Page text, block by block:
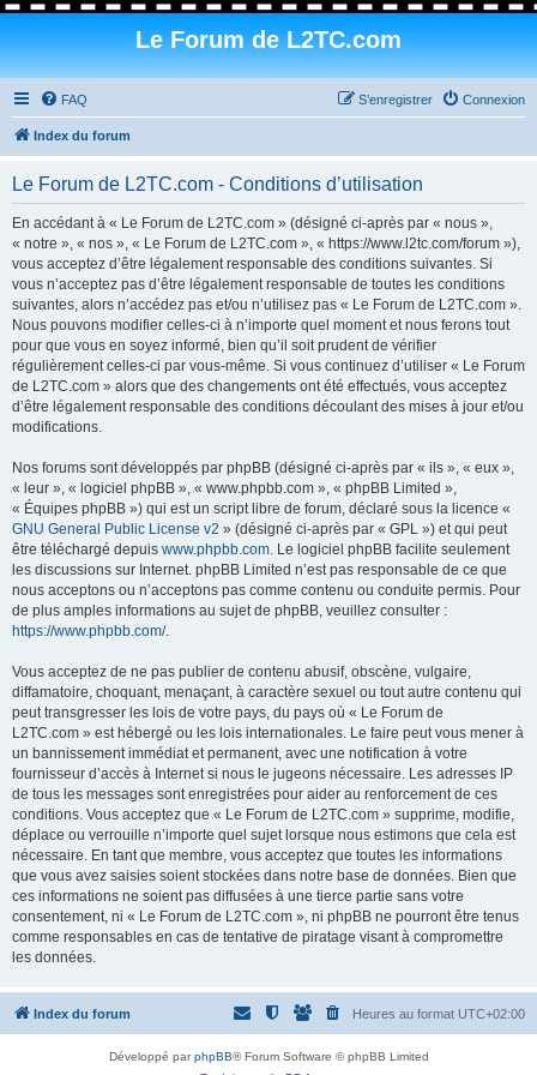
Le Forum de L2TC.com
FAQ Connexion
S’enregistrer
Index du forum
Le Forum de L2TC.com - Conditions d’utilisation
En accédant à « Le Forum de L2TC.com » (désigné ci-après par « nous »,
« notre », « nos », « Le Forum de L2TC.com », « https://www.l2tc.com/forum »),
vous acceptez d’être légalement responsable des conditions suivantes. Si
vous n’acceptez pas d’être légalement responsable de toutes les conditions
suivantes, alors n’accédez pas et/ou n’utilisez pas « Le Forum de L2TC.com ».
Nous pouvons modifier celles-ci à n’importe quel moment et nous ferons tout
pour que vous en soyez informé, bien qu’il soit prudent de vérifier
régulièrement celles-ci par vous-même. Si vous continuez d’utiliser « Le Forum
de L2TC.com » alors que des changements ont été effectués, vous acceptez
d’être légalement responsable des conditions découlant des mises à jour et/ou
modifications.
Nos forums sont développés par phpBB (désigné ci-après par « ils », « eux »,
« leur », « logiciel phpBB », « www.phpbb.com », « phpBB Limited »,
« Équipes phpBB ») qui est un script libre de forum, déclaré sous la licence «
GNU General Public License v2 » (désigné ci-après par « GPL ») et qui peut
être téléchargé depuis www.phpbb.com. Le logiciel phpBB facilite seulement
les discussions sur Internet. phpBB Limited n’est pas responsable de ce que
nous acceptons ou n’acceptons pas comme contenu ou conduite permis. Pour
de plus amples informations au sujet de phpBB, veuillez consulter :
https://www.phpbb.com/.
Vous acceptez de ne pas publier de contenu abusif, obscène, vulgaire,
diffamatoire, choquant, menaçant, à caractère sexuel ou tout autre contenu qui
peut transgresser les lois de votre pays, du pays où « Le Forum de
L2TC.com » est hébergé ou les lois internationales. Le faire peut vous mener à
un bannissement immédiat et permanent, avec une notification à votre
fournisseur d’accès à Internet si nous le jugeons nécessaire. Les adresses IP
de tous les messages sont enregistrées pour aider au renforcement de ces
conditions. Vous acceptez que « Le Forum de L2TC.com » supprime, modifie,
déplace ou verrouille n’importe quel sujet lorsque nous estimons que cela est
nécessaire. En tant que membre, vous acceptez que toutes les informations
que vous avez saisies soient stockées dans notre base de données. Bien que
ces informations ne soient pas diffusées à une tierce partie sans votre
consentement, ni « Le Forum de L2TC.com », ni phpBB ne pourront être tenus
comme responsables en cas de tentative de piratage visant à compromettre
les données.
Index du forum Heures au format UTC+02:00
Développé parphpBB® Forum Software © phpBB Limited